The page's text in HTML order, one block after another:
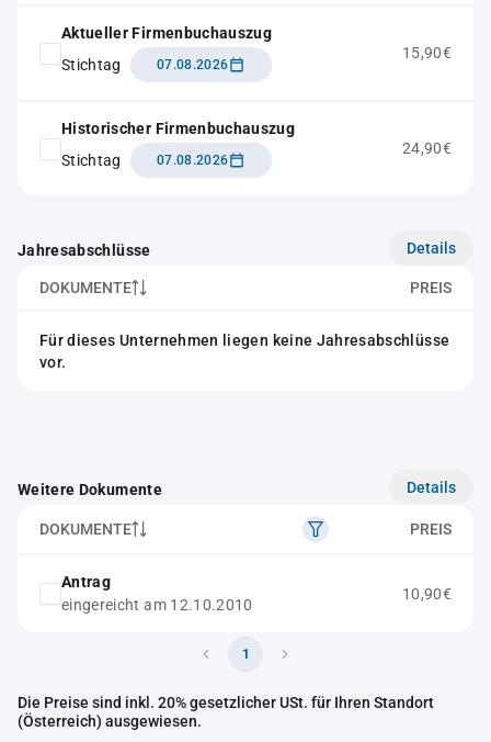
Aktueller Firmenbuchauszug
Stichtag
07.08.2026
15,90€
Historischer Firmenbuchauszug
Stichtag
07.08.2026
24,90€
Jahresabschlüsse Details
DOKUMENTE PREIS
Für dieses Unternehmen liegen keine Jahresabschlüsse
vor.
Weitere Dokumente Details
DOKUMENTE PREIS
Antrag
eingereicht am 12.10.2010
10,90€
1
Die Preise sind inkl. 20% gesetzlicher USt. für Ihren Standort
(Österreich) ausgewiesen.